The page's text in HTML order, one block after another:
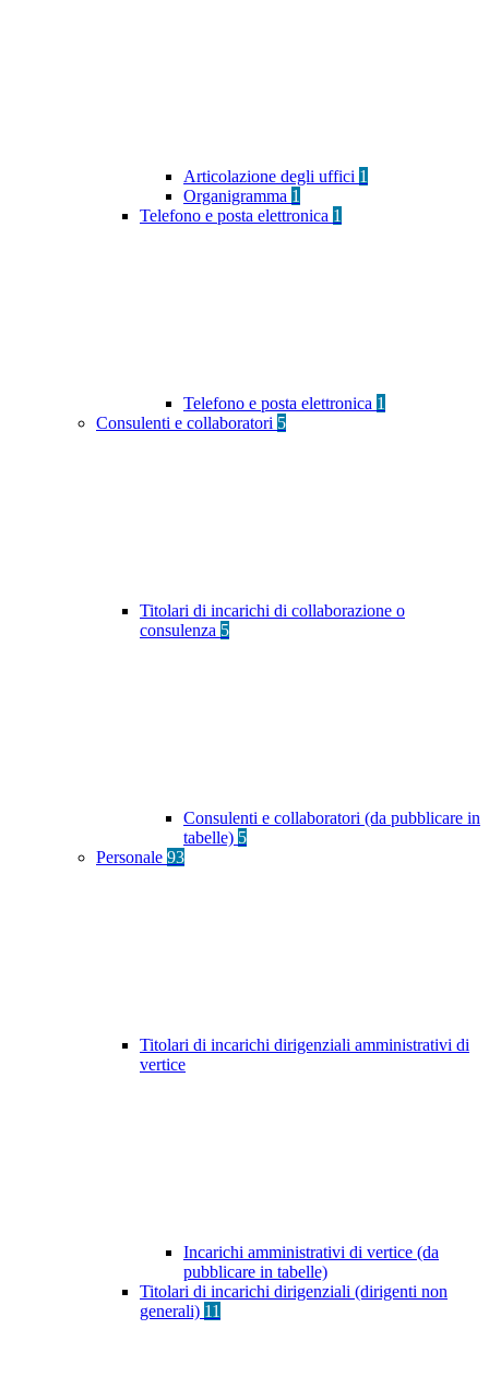
Articolazione degli uffici 1
Organigramma 1
Telefono e posta elettronica 1
Telefono e posta elettronica 1
Consulenti e collaboratori 5
Titolari di incarichi di collaborazione o
consulenza 5
Consulenti e collaboratori (da pubblicare in
tabelle) 5
Personale 93
Titolari di incarichi dirigenziali amministrativi di
vertice
Incarichi amministrativi di vertice (da
pubblicare in tabelle)
Titolari di incarichi dirigenziali (dirigenti non
generali) 11